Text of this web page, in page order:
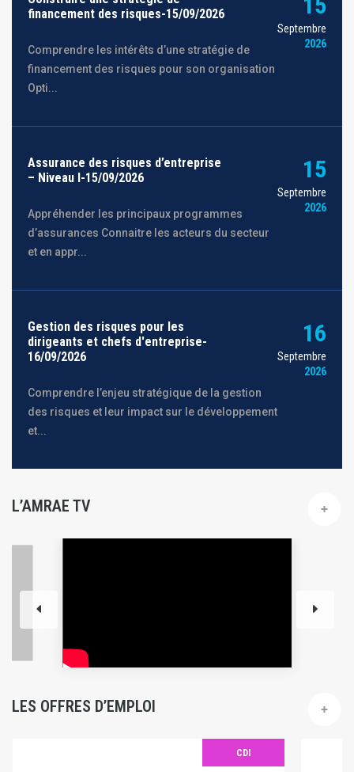
financement des risques-15/09/2026
Comprendre les intérêts d’une stratégie de
financement des risques pour son organisation
Opti...
Septembre
2026
Assurance des risques d’entreprise
– Niveau I-15/09/2026
Appréhender les principaux programmes
d’assurances Connaitre les acteurs du secteur
et en appr...
15
Septembre
2026
Gestion des risques pour les
dirigeants et chefs d'entreprise-
16/09/2026
Comprendre l’enjeu stratégique de la gestion
des risques et leur impact sur le développement
et...
16
Septembre
2026
L’AMRAE TV
LES OFFRES D’EMPLOI
CDI